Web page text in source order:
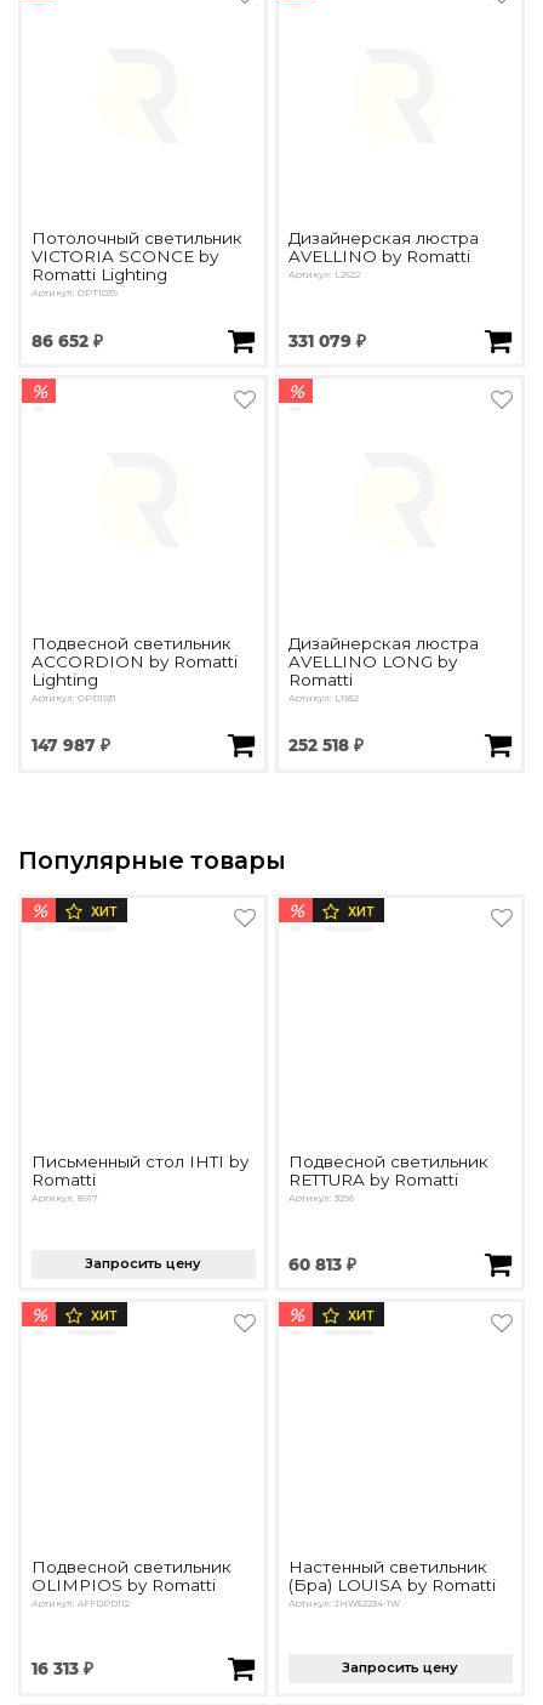
Потолочный светильник
VICTORIA SCONCE by
Romatti Lighting
Артикул: OPT1039
86 652 ₽
Дизайнерская люстра
AVELLINO by Romatti
Артикул: L2622
331 079 ₽
%
Подвесной светильник
ACCORDION by Romatti
Lighting
Артикул: OPD1931
147 987 ₽
%
Дизайнерская люстра
AVELLINO LONG by
Romatti
Артикул: L1952
252 518 ₽
Популярные товары
% ХИТ
Письменный стол IHTI by
Romatti
Артикул: 8917
Запросить цену
% ХИТ
Подвесной светильник
RETTURA by Romatti
Артикул: 3296
60 813 ₽
% ХИТ
Подвесной светильник
OLIMPIOS by Romatti
Артикул: AFFDPD112
16 313 ₽
% ХИТ
Настенный светильник
(Бра) LOUISA by Romatti
Артикул: JHW52234-1W
Запросить цену